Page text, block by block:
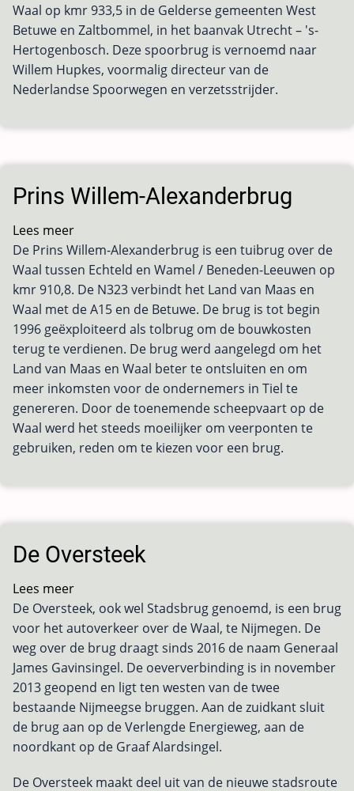
W.
Hupkesbrug
Waal op kmr 933,5 in de Gelderse gemeenten West
Betuwe en Zaltbommel, in het baanvak Utrecht – 's-
Hertogenbosch. Deze spoorbrug is vernoemd naar
Willem Hupkes, voormalig directeur van de
Nederlandse Spoorwegen en verzetsstrijder.
Prins Willem-Alexanderbrug
Lees meer
Prins
Willem-
Alexanderbrug
De Prins Willem-Alexanderbrug is een tuibrug over de
Waal tussen Echteld en Wamel / Beneden-Leeuwen op
kmr 910,8. De N323 verbindt het Land van Maas en
Waal met de A15 en de Betuwe. De brug is tot begin
1996 geëxploiteerd als tolbrug om de bouwkosten
terug te verdienen. De brug werd aangelegd om het
Land van Maas en Waal beter te ontsluiten en om
meer inkomsten voor de ondernemers in Tiel te
genereren. Door de toenemende scheepvaart op de
Waal werd het steeds moeilijker om veerponten te
gebruiken, reden om te kiezen voor een brug.
De Oversteek
Lees meer
De
Oversteek
De Oversteek, ook wel Stadsbrug genoemd, is een brug
voor het autoverkeer over de Waal, te Nijmegen. De
weg over de brug draagt sinds 2016 de naam Generaal
James Gavinsingel. De oeververbinding is in november
2013 geopend en ligt ten westen van de twee
bestaande Nijmeegse bruggen. Aan de zuidkant sluit
de brug aan op de Verlengde Energieweg, aan de
noordkant op de Graaf Alardsingel.
De Oversteek maakt deel uit van de nieuwe stadsroute